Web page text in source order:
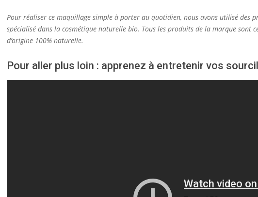
Pour réaliser ce maquillage simple à porter au quotidien, nous avons utilisé des
spécialisé dans la cosmétique naturelle bio. Tous les produits de la marque sont
d’origine 100% naturelle.
Pour aller plus loin : apprenez à entretenir vos